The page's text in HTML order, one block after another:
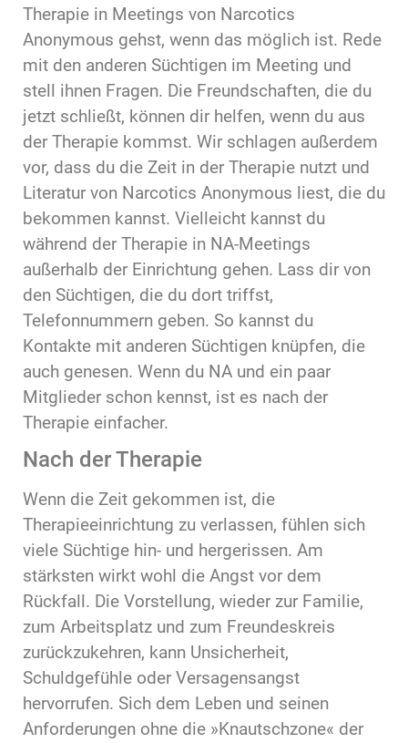
Therapie in Meetings von Narcotics
Anonymous gehst, wenn das möglich ist. Rede
mit den anderen Süchtigen im Meeting und
stell ihnen Fragen. Die Freundschaften, die du
jetzt schließt, können dir helfen, wenn du aus
der Therapie kommst. Wir schlagen außerdem
vor, dass du die Zeit in der Therapie nutzt und
Literatur von Narcotics Anonymous liest, die du
bekommen kannst. Vielleicht kannst du
während der Therapie in NA-Meetings
außerhalb der Einrichtung gehen. Lass dir von
den Süchtigen, die du dort triffst,
Telefonnummern geben. So kannst du
Kontakte mit anderen Süchtigen knüpfen, die
auch genesen. Wenn du NA und ein paar
Mitglieder schon kennst, ist es nach der
Therapie einfacher.
Nach der Therapie
Wenn die Zeit gekommen ist, die
Therapieeinrichtung zu verlassen, fühlen sich
viele Süchtige hin- und hergerissen. Am
stärksten wirkt wohl die Angst vor dem
Rückfall. Die Vorstellung, wieder zur Familie,
zum Arbeitsplatz und zum Freundeskreis
zurückzukehren, kann Unsicherheit,
Schuldgefühle oder Versagensangst
hervorrufen. Sich dem Leben und seinen
Anforderungen ohne die »Knautschzone« der